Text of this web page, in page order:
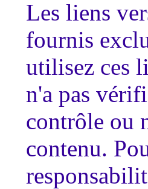
Les liens
fournis
utilisez ces
n'a pas
contrôle ou
contenu.